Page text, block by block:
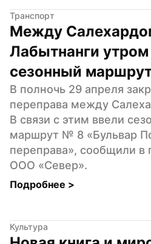
Транспорт
Между
Лабытнанги утром
сезонный
В полночь 29 апреля
переправа между
В связи с этим ввели
маршрут № 8 «Бульвар
переправа», сообщили в
ООО «Север».
Подробнее >
Культура